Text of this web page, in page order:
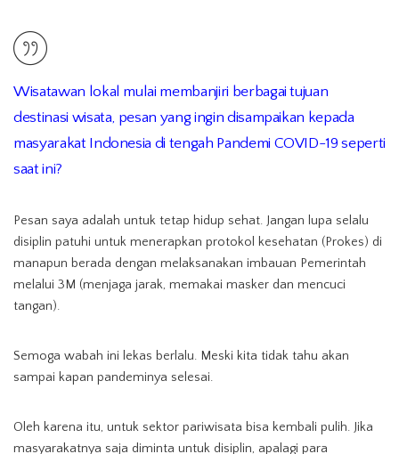
Wisatawan lokal mulai membanjiri berbagai tujuan
destinasi wisata, pesan yang ingin disampaikan kepada
masyarakat Indonesia di tengah Pandemi COVID-19 seperti
saat ini?
Pesan saya adalah untuk tetap hidup sehat. Jangan lupa selalu
disiplin patuhi untuk menerapkan protokol kesehatan (Prokes) di
manapun berada dengan melaksanakan imbauan Pemerintah
melalui 3M (menjaga jarak, memakai masker dan mencuci
tangan).
Semoga wabah ini lekas berlalu. Meski kita tidak tahu akan
sampai kapan pandeminya selesai.
Oleh karena itu, untuk sektor pariwisata bisa kembali pulih. Jika
masyarakatnya saja diminta untuk disiplin, apalagi para